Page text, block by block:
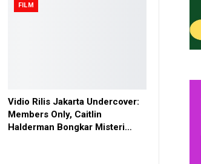
FILM
Vidio Rilis Jakarta Undercover:
Members Only, Caitlin
Halderman Bongkar Misteri…